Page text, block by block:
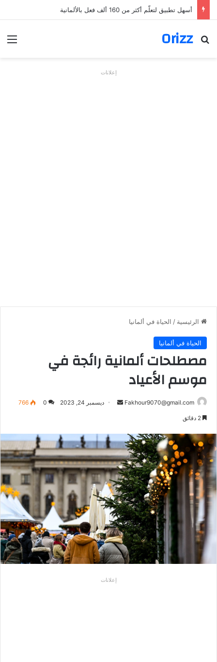
أسهل تطبيق لتعلّم أكثر من 160 ألف فعل بالألمانية
Orizz
بحث عن
إعلانات
الرئيسية / الحياة في ألمانيا
الحياة في ألمانيا
مصطلحات ألمانية رائجة في
موسم الأعياد
Fakhour9070@gmail.com
أرسل ديسمبر 24, 2023 0
766
إعلانات